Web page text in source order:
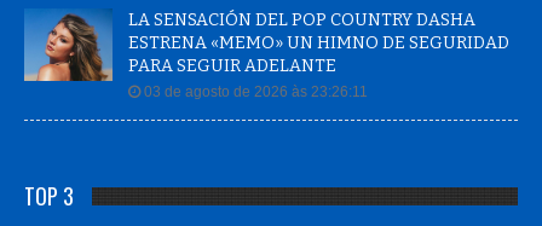
LA SENSACIÓN DEL POP COUNTRY DASHA
ESTRENA «MEMO» UN HIMNO DE SEGURIDAD
PARA SEGUIR ADELANTE
03 de agosto de 2026 às 23:26:11
TOP 3